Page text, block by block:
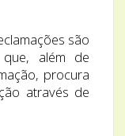
são
além de
procura
através de